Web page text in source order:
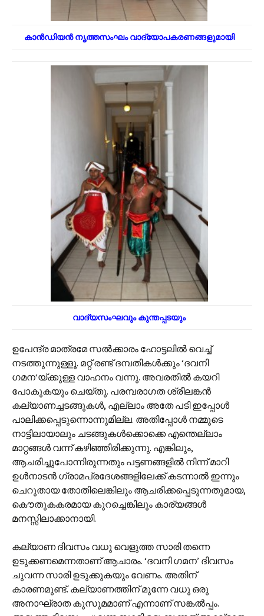
കാൻഡിയൻ നൃത്തസംഘം വാദ്യോപകരണങ്ങളുമായി
വാദ്യസംഘവും കുന്തപ്പടയും
ഉപേന്ദ്ര മാത്രമേ സൽക്കാരം ഹോട്ടലിൽ വെച്ച്
നടത്തുന്നുള്ളൂ. മറ്റ് രണ്ട് ദമ്പതികൾക്കും ‘ദവനി
ഗമന‘യ്ക്കുള്ള വാഹനം വന്നു. അവരതിൽ കയറി
പോകുകയും ചെയ്തു. പരമ്പരാഗത ശ്രീലങ്കൻ
കല്യാണച്ചടങ്ങുകൾ, എല്ലാം അതേ പടി ഇപ്പോൾ
പാലിക്കപ്പെടുന്നൊന്നുമില്ല. അതിപ്പോൾ നമ്മുടെ
നാട്ടിലായാലും ചടങ്ങുകൾക്കൊക്കെ എന്തെല്ലാം
മാറ്റങ്ങൾ വന്ന് കഴിഞ്ഞിരിക്കുന്നു. എങ്കിലും,
ആചരിച്ചുപോന്നിരുന്നതും പട്ടണങ്ങളിൽ നിന്ന് മാറി
ഉൾനാടൻ ഗ്രാമപ്രദേശങ്ങളിലേക്ക് കടന്നാൽ ഇന്നും
ചെറുതായ തോതിലെങ്കിലും ആചരിക്കപ്പെടുന്നതുമായ,
കൌതുകകരമായ കുറച്ചെങ്കിലും കാര്യങ്ങൾ
മനസ്സിലാക്കാനായി.
കല്യാണ ദിവസം വധു വെളുത്ത സാരി തന്നെ
ഉടുക്കണമെന്നതാണ് ആചാരം. ‘ദവനി ഗമന’ ദിവസം
ചുവന്ന സാരി ഉടുക്കുകയും വേണം. അതിന്
കാരണമുണ്ട്. കല്യാണത്തിന് മുന്നേ വധു ഒരു
അനാഘ്രാത കുസുമമാണ് എന്നാണ് സങ്കൽ‌പ്പം.